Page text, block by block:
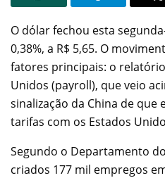
O dólar fechou esta
0,38%, a R$ 5,65. O
fatores principais: o
Unidos (payroll), que veio
sinalização da China de que
tarifas com os Estados
Segundo o Departamento
criados 177 mil empregos